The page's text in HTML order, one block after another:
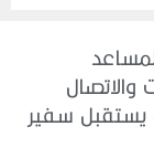
والاتصال
يستقبل سفير